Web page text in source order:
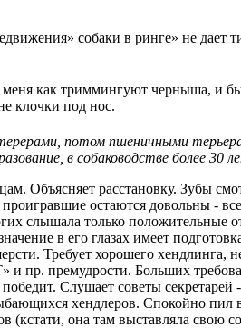
собаки в ринге» не дает
как триммингуют черныша, и
клочки под нос.
потом пшеничными
в собаководстве более 30
Объясняет расстановку. Зубы
остаются довольны -
слышала только положительные
в его глазах имеет
Требует хорошего хендлинга,
и пр. премудрости. Больших
Слушает советы секретарей
хендлеров. Спокойно пил
(кстати, она там выставляла свою